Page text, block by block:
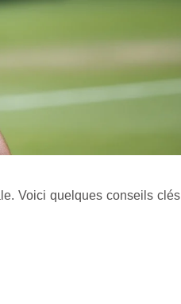
Voici quelques conseils clés